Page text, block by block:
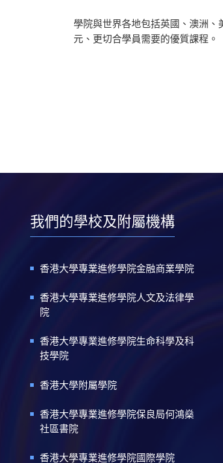
學院與世界各地包括英國、澳洲
元、更切合學員需要的優質課程。
我們的學校及附屬機構
香港大學專業進修學院金融商業學院
香港大學專業進修學院人文及法律學
院
香港大學專業進修學院生命科學及科
技學院
香港大學附屬學院
香港大學專業進修學院保良局何鴻燊
社區書院
香港大學專業進修學院國際學院